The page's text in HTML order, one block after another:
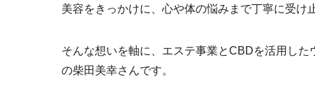
美容をきっかけに、心や体の悩みまで丁寧に受け
そんな想いを軸に、エステ事業とCBDを活用し
の柴田美幸さんです。